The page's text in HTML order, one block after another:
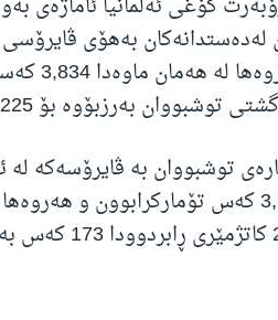
لەدەستدانەکان بەهۆی ڤایرۆسی
بەرزبۆتەوە
بەرزبۆوە بۆ 99,225 کەس.
توشبووان بە ڤایرۆسەکە لە
لەدەستدابوو، بەڵام